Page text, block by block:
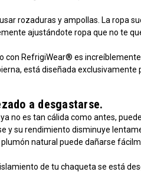
rozaduras y ampollas. La ropa
ajustándote ropa que no te
con RefrigiWear® es
está diseñada
a desgastarse.
no es tan cálida como antes,
y su rendimiento disminuye
natural puede dañarse
de tu chaqueta se está